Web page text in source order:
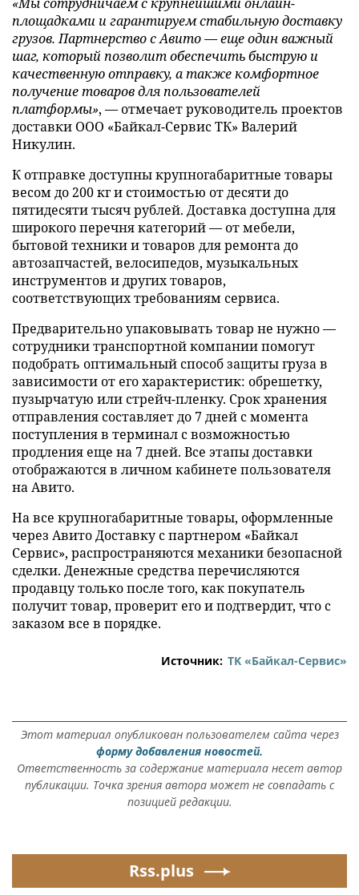
площадками и гарантируем стабильную доставку
грузов. Партнерство с Авито — еще один важный
шаг, который позволит обеспечить быструю и
качественную отправку, а также комфортное
получение товаров для пользователей
платформы», — отмечает руководитель проектов
доставки ООО «Байкал-Сервис ТК» Валерий
Никулин.
К отправке доступны крупногабаритные товары
весом до 200 кг и стоимостью от десяти до
пятидесяти тысяч рублей. Доставка доступна для
широкого перечня категорий — от мебели,
бытовой техники и товаров для ремонта до
автозапчастей, велосипедов, музыкальных
инструментов и других товаров,
соответствующих требованиям сервиса.
Предварительно упаковывать товар не нужно —
сотрудники транспортной компании помогут
подобрать оптимальный способ защиты груза в
зависимости от его характеристик: обрешетку,
пузырчатую или стрейч-пленку. Срок хранения
отправления составляет до 7 дней с момента
поступления в терминал с возможностью
продления еще на 7 дней. Все этапы доставки
отображаются в личном кабинете пользователя
на Авито.
На все крупногабаритные товары, оформленные
через Авито Доставку с партнером «Байкал
Сервис», распространяются механики безопасной
сделки. Денежные средства перечисляются
продавцу только после того, как покупатель
получит товар, проверит его и подтвердит, что с
заказом все в порядке.
Источник: ТK «Байкал-Сервис»
Этот материал опубликован пользователем сайта через
форму добавления новостей.
Ответственность за содержание материала несет автор
публикации. Точка зрения автора может не совпадать с
позицией редакции.
Rss.plus